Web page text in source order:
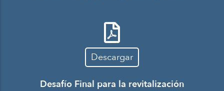
Descargar
Desafío Final para la revitalización